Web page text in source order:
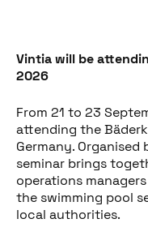
Vintia will be
2026
From 21 to 23
attending the
Germany. Organised
seminar brings
operations
the swimming pool
local authorities.